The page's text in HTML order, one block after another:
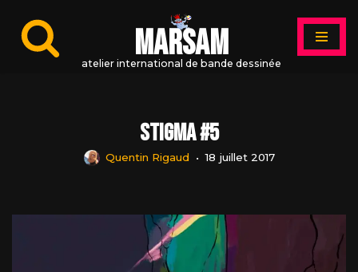
Aller
MARSAM
atelier international de bande dessinée
Stigma #5
Quentin Rigaud 18 juillet 2017